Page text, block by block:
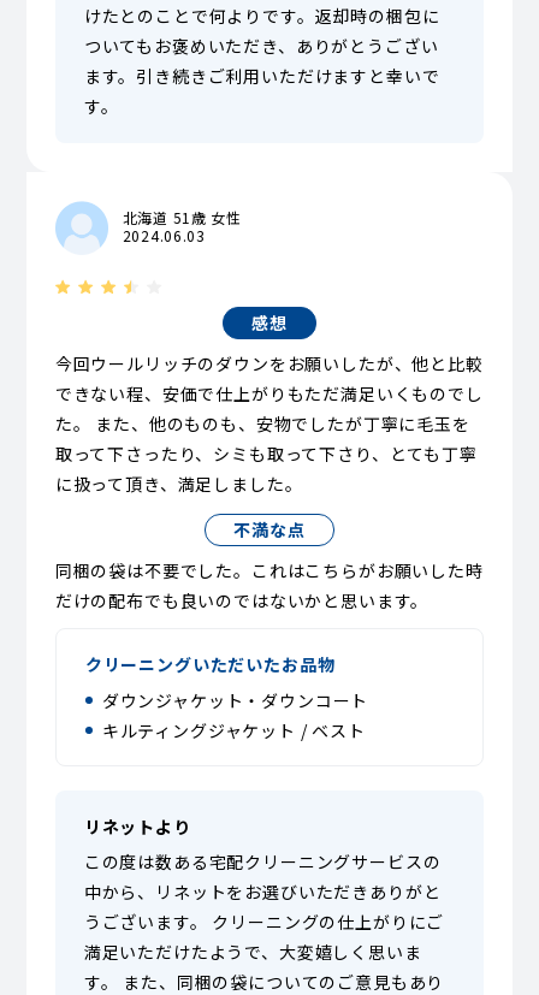
けたとのことで何よりです。返却時の梱包に
ついてもお褒めいただき、ありがとうござい
ます。引き続きご利用いただけますと幸いで
す。
北海道 51歳 女性
2024.06.03
感想
今回ウールリッチのダウンをお願いしたが、他と比較
できない程、安価で仕上がりもただ満足いくものでし
た。 また、他のものも、安物でしたが丁寧に毛玉を
取って下さったり、シミも取って下さり、とても丁寧
に扱って頂き、満足しました。
不満な点
同梱の袋は不要でした。これはこちらがお願いした時
だけの配布でも良いのではないかと思います。
クリーニングいただいたお品物
ダウンジャケット・ダウンコート
キルティングジャケット / ベスト
リネットより
この度は数ある宅配クリーニングサービスの
中から、リネットをお選びいただきありがと
うございます。 クリーニングの仕上がりにご
満足いただけたようで、大変嬉しく思いま
す。 また、同梱の袋についてのご意見もあり